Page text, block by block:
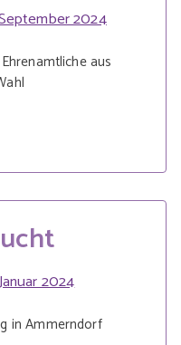
2024
aus
2024
in Ammerndorf